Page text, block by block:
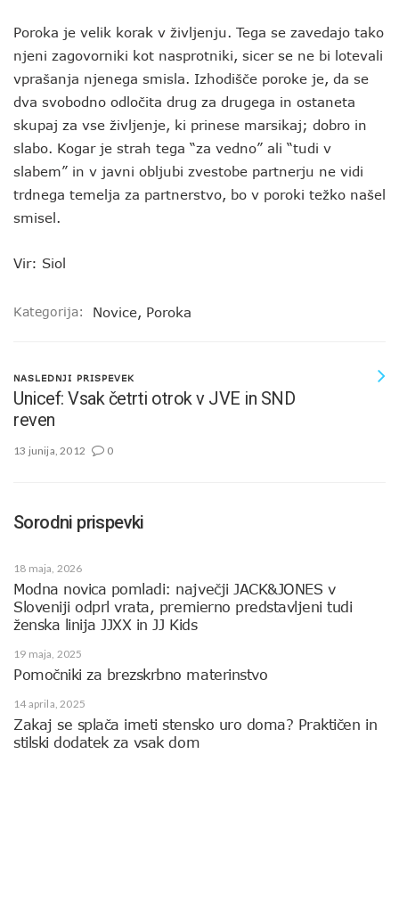
Poroka je velik korak v življenju. Tega se zavedajo tako
njeni zagovorniki kot nasprotniki, sicer se ne bi lotevali
vprašanja njenega smisla. Izhodišče poroke je, da se
dva svobodno odločita drug za drugega in ostaneta
skupaj za vse življenje, ki prinese marsikaj; dobro in
slabo. Kogar je strah tega “za vedno” ali “tudi v
slabem” in v javni obljubi zvestobe partnerju ne vidi
trdnega temelja za partnerstvo, bo v poroki težko našel
smisel.
Vir: Siol
Kategorija: Novice, Poroka
NASLEDNJI PRISPEVEK
Unicef: Vsak četrti otrok v JVE in SND
reven
13 junija, 2012 0
Sorodni prispevki
18 maja, 2026
Modna novica pomladi: največji JACK&JONES v
Sloveniji odprl vrata, premierno predstavljeni tudi
ženska linija JJXX in JJ Kids
19 maja, 2025
Pomočniki za brezskrbno materinstvo
14 aprila, 2025
Zakaj se splača imeti stensko uro doma? Praktičen in
stilski dodatek za vsak dom